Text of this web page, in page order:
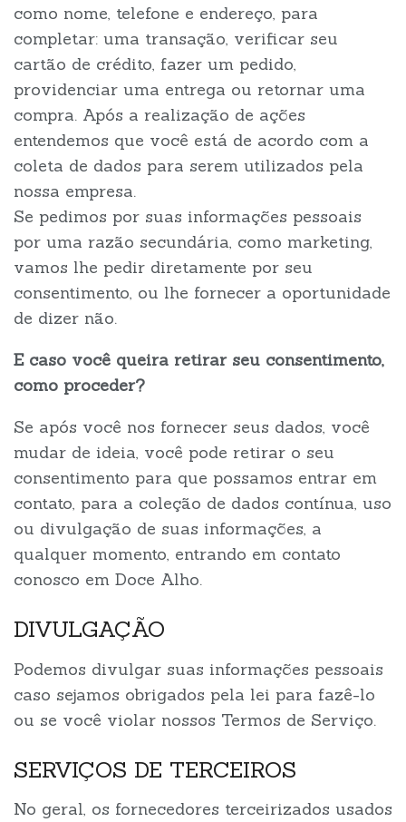
como nome, telefone e endereço, para
completar: uma transação, verificar seu
cartão de crédito, fazer um pedido,
providenciar uma entrega ou retornar uma
compra. Após a realização de ações
entendemos que você está de acordo com a
coleta de dados para serem utilizados pela
nossa empresa.
Se pedimos por suas informações pessoais
por uma razão secundária, como marketing,
vamos lhe pedir diretamente por seu
consentimento, ou lhe fornecer a oportunidade
de dizer não.
E caso você queira retirar seu consentimento,
como proceder?
Se após você nos fornecer seus dados, você
mudar de ideia, você pode retirar o seu
consentimento para que possamos entrar em
contato, para a coleção de dados contínua, uso
ou divulgação de suas informações, a
qualquer momento, entrando em contato
conosco em Doce Alho.
DIVULGAÇÃO
Podemos divulgar suas informações pessoais
caso sejamos obrigados pela lei para fazê-lo
ou se você violar nossos Termos de Serviço.
SERVIÇOS DE TERCEIROS
No geral, os fornecedores terceirizados usados